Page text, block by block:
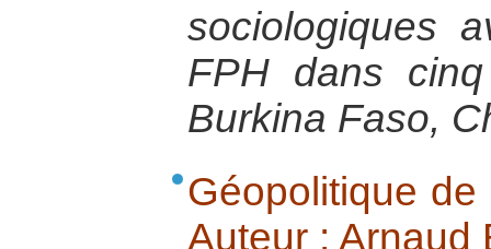
sociologiques
FPH dans
Burkina Faso,
Géopolitique
Auteur : Arnaud